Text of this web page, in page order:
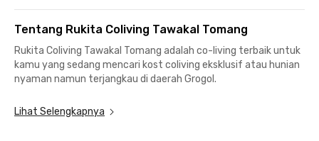
Tentang Rukita Coliving Tawakal Tomang
Rukita Coliving Tawakal Tomang adalah co-living terbaik untuk
kamu yang sedang mencari kost coliving eksklusif atau hunian
nyaman namun terjangkau di daerah Grogol.
Dengan desain modern, furniture lengkap, dan layanan
berkualitas, Rukita Tawakal Tomang menawarkan gaya hidup
Lihat Selengkapnya